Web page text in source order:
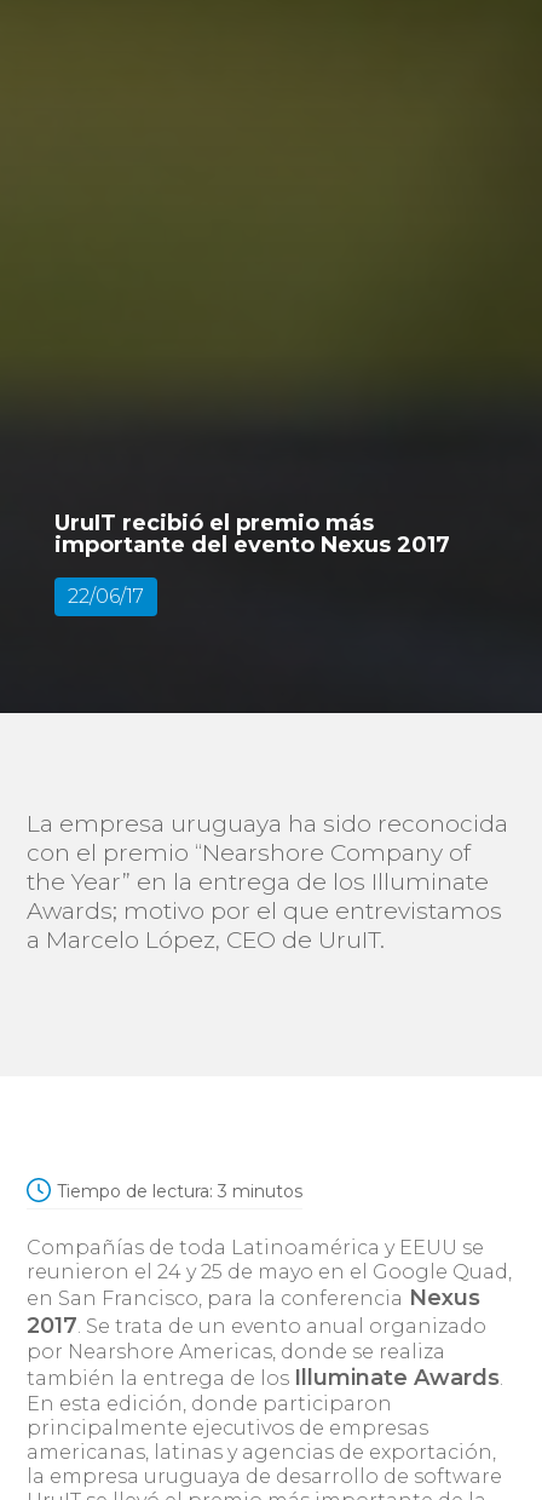
UruIT recibió el premio más
importante del evento Nexus 2017
22/06/17
La empresa uruguaya ha sido reconocida
con el premio “Nearshore Company of
the Year” en la entrega de los Illuminate
Awards; motivo por el que entrevistamos
a Marcelo López, CEO de UruIT.
Tiempo de lectura: 3 minutos
Compañías de toda Latinoamérica y EEUU se
reunieron el 24 y 25 de mayo en el Google Quad,
en San Francisco, para la conferencia Nexus
2017. Se trata de un evento anual organizado
por Nearshore Americas, donde se realiza
también la entrega de los Illuminate Awards.
En esta edición, donde participaron
principalmente ejecutivos de empresas
americanas, latinas y agencias de exportación,
la empresa uruguaya de desarrollo de software